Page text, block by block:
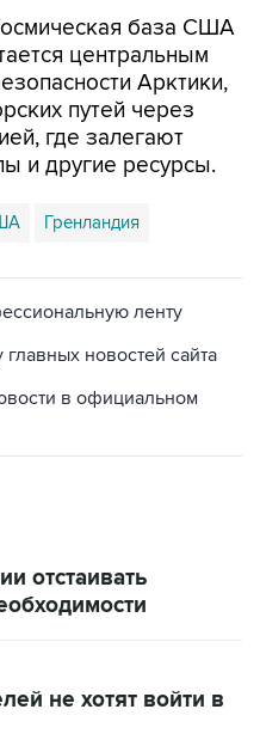
база США
центральным
Арктики,
путей через
где залегают
и другие ресурсы.
Гренландия
ленту
новостей сайта
в официальном
отстаивать
не хотят войти в